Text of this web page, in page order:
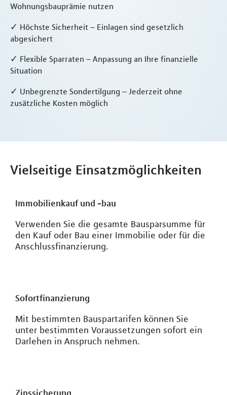
Wohnungsbauprämie nutzen
✓ Höchste Sicherheit – Einlagen sind gesetzlich
abgesichert
✓ Flexible Sparraten – Anpassung an Ihre finanzielle
Situation
✓ Unbegrenzte Sondertilgung – Jederzeit ohne
zusätzliche Kosten möglich
Vielseitige Einsatzmöglichkeiten
Immobilienkauf und -bau
Verwenden Sie die gesamte Bausparsumme für
den Kauf oder Bau einer Immobilie oder für die
Anschlussfinanzierung.
Sofortfinanzierung
Mit bestimmten Bauspartarifen können Sie
unter bestimmten Voraussetzungen sofort ein
Darlehen in Anspruch nehmen.
Zinssicherung